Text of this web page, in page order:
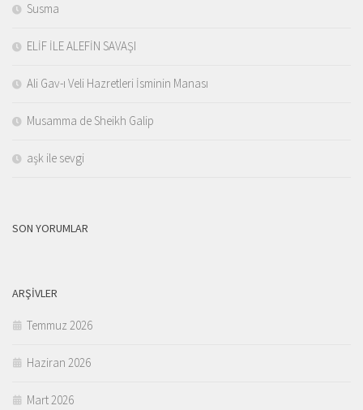
Susma
ELİF İLE ALEFİN SAVAŞI
Ali Gav-ı Veli Hazretleri İsminin Manası
Musamma de Sheikh Galip
aşk ile sevgi
SON YORUMLAR
ARŞIVLER
Temmuz 2026
Haziran 2026
Mart 2026